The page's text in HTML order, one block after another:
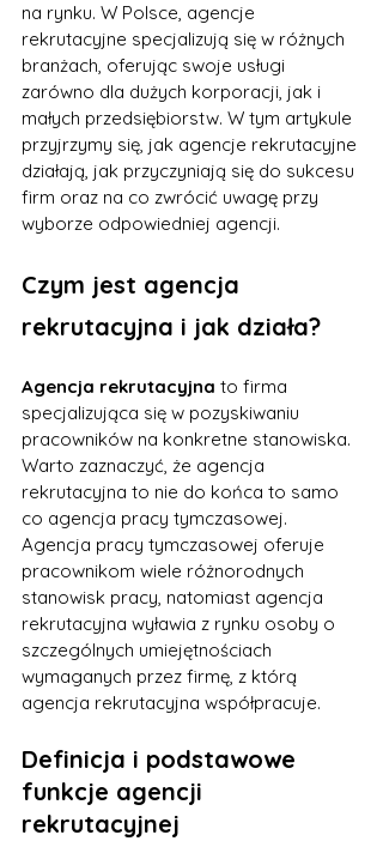
na rynku. W Polsce, agencje
rekrutacyjne specjalizują się w różnych
branżach, oferując swoje usługi
zarówno dla dużych korporacji, jak i
małych przedsiębiorstw. W tym artykule
przyjrzymy się, jak agencje rekrutacyjne
działają, jak przyczyniają się do sukcesu
firm oraz na co zwrócić uwagę przy
wyborze odpowiedniej agencji.
Czym jest agencja
rekrutacyjna i jak działa?
Agencja rekrutacyjna to firma
specjalizująca się w pozyskiwaniu
pracowników na konkretne stanowiska.
Warto zaznaczyć, że agencja
rekrutacyjna to nie do końca to samo
co agencja pracy tymczasowej.
Agencja pracy tymczasowej oferuje
pracownikom wiele różnorodnych
stanowisk pracy, natomiast agencja
rekrutacyjna wyławia z rynku osoby o
szczególnych umiejętnościach
wymaganych przez firmę, z którą
agencja rekrutacyjna współpracuje.
Definicja i podstawowe
funkcje agencji
rekrutacyjnej